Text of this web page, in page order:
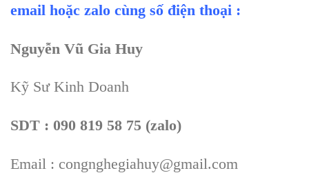
email hoặc zalo cùng số điện thoại :
Nguyễn Vũ Gia Huy
Kỹ Sư Kinh Doanh
SDT : 090 819 58 75 (zalo)
Email : congnghegiahuy@gmail.com